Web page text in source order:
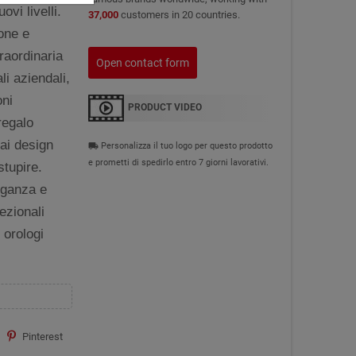
livelli.
e
aziendali,
design
e
Pinterest
37,000customers in 20 countries.
Open contact form
PRODUCT VIDEO
local_shipping Personalizza il tuo logo per questo prodotto
e prometti di spedirlo entro 7 giorni lavorativi.